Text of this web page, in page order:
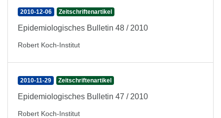
2010-12-06 Zeitschriftenartikel
Epidemiologisches Bulletin 48 / 2010
Robert Koch-Institut
2010-11-29 Zeitschriftenartikel
Epidemiologisches Bulletin 47 / 2010
Robert Koch-Institut